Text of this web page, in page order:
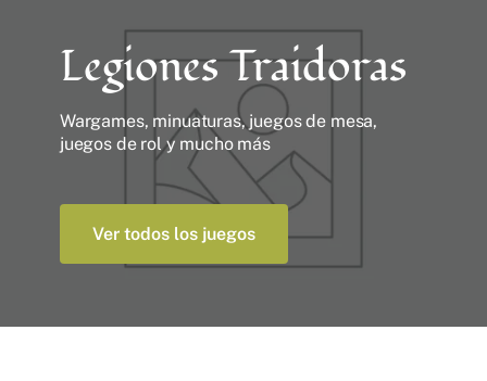
Wargames Fantasía
Wargames SciFi
Accesorios y Hobby
Legiones Traidoras
Wargames, minuaturas, juegos de mesa,
juegos de rol y mucho más
Ver todos los juegos